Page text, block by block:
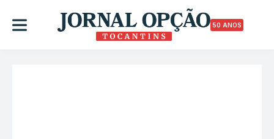
50 ANOS